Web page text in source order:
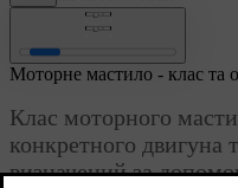
Моторне мастило - клас та
Клас моторного
конкретного двигуна
визначений за